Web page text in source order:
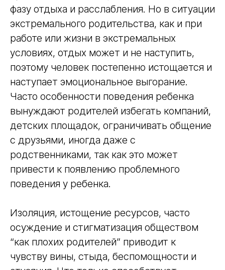
фазу отдыха и расслабления. Но в ситуации
экстремального родительства, как и при
работе или жизни в экстремальных
условиях, отдых может и не наступить,
поэтому человек постепенно истощается и
наступает эмоциональное выгорание.
Часто особенности поведения ребенка
вынуждают родителей избегать компаний,
детских площадок, ограничивать общение
с друзьями, иногда даже с
родственниками, так как это может
привести к появлению проблемного
поведения у ребенка.
Изоляция, истощение ресурсов, часто
осуждение и стигматизация обществом
“как плохих родителей” приводит к
чувству вины, стыда, беспомощности и